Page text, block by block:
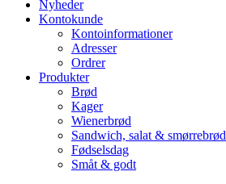
Nyheder
Kontokunde
Kontoinformationer
Adresser
Ordrer
Produkter
Brød
Kager
Wienerbrød
Sandwich, salat & smørrebrød
Fødselsdag
Småt & godt